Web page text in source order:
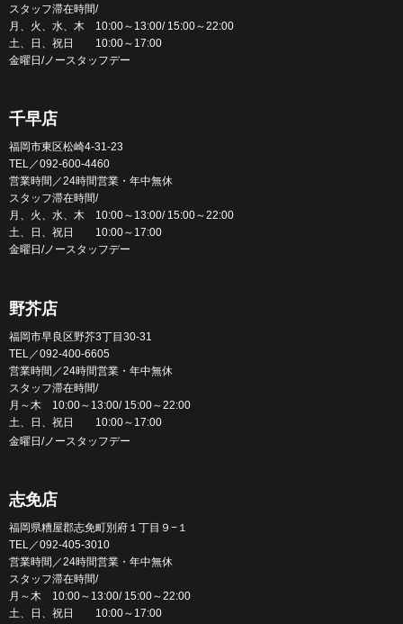
スタッフ滞在時間/
月、火、水、木 10:00～13:00/ 15:00～22:00
土、日、祝日 10:00～17:00
金曜日/ノースタッフデー
千早店
福岡市東区松崎4-31-23
TEL／092-600-4460
営業時間／24時間営業・年中無休
スタッフ滞在時間/
月、火、水、木 10:00～13:00/ 15:00～22:00
土、日、祝日 10:00～17:00
金曜日/ノースタッフデー
野芥店
福岡市早良区野芥3丁目30-31
TEL／092-400-6605
営業時間／24時間営業・年中無休
スタッフ滞在時間/
月～木 10:00～13:00/ 15:00～22:00
土、日、祝日 10:00～17:00
金曜日/ノースタッフデー
志免店
福岡県糟屋郡志免町別府１丁目９−１
TEL／092-405-3010
営業時間／24時間営業・年中無休
スタッフ滞在時間/
月～木 10:00～13:00/ 15:00～22:00
土、日、祝日 10:00～17:00